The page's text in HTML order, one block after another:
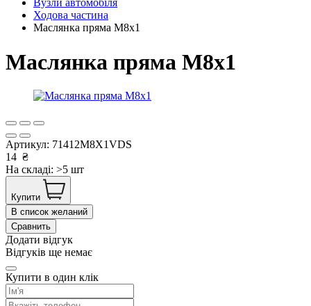
Вузли автомобіля
Ходова частина
Маслянка пряма М8х1
Маслянка пряма М8х1
Артикул: 71412M8X1VDS
14 ₴
На складі: >5 шт
Купити
В список желаний
Сравнить
Додати відгук
Відгуків ще немає
Купити в один клік